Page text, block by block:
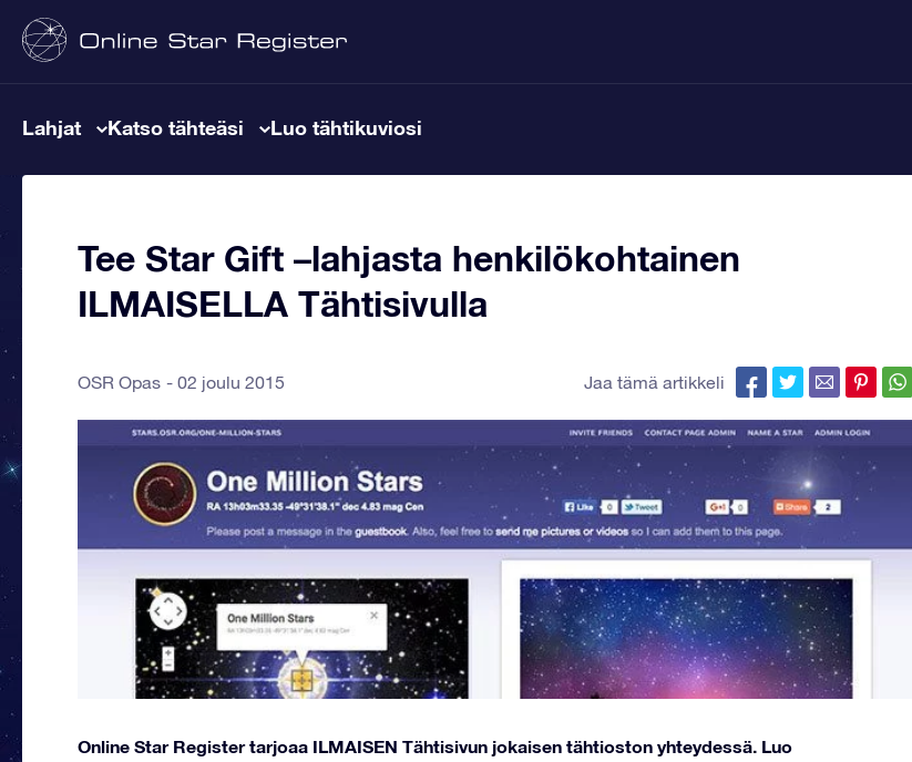
Lahjat Katso tähteäsi Luo tähtikuviosi
Tee Star Gift –lahjasta henkilökohtainen
ILMAISELLA Tähtisivulla
OSR Opas 02 joulu 2015 Jaa tämä artikkeli
Online Star Register tarjoaa ILMAISEN Tähtisivun jokaisen tähtioston yhteydessä. Luo